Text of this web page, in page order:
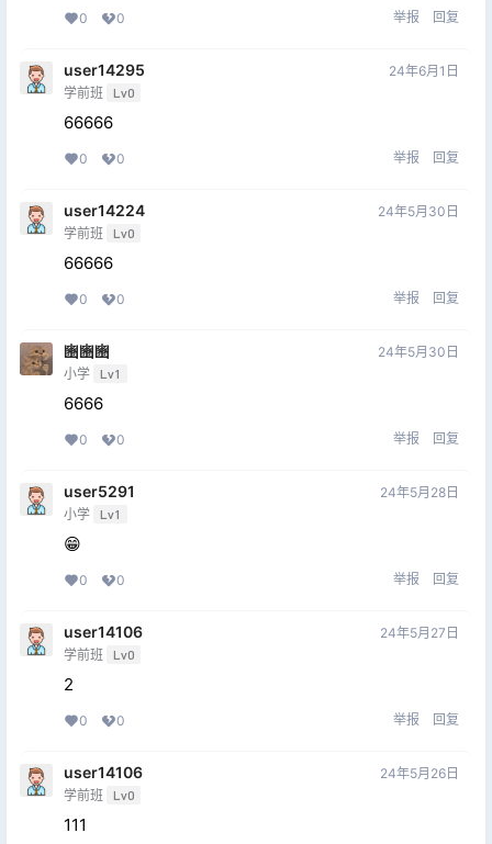
0 0 举报 回复
user14295
学前班 Lv0
24年6月1日
66666
0 0 举报 回复
user14224
学前班 Lv0
24年5月30日
66666
0 0 举报 回复
豳豳豳
小学 Lv1
24年5月30日
6666
0 0 举报 回复
user5291
小学 Lv1
24年5月28日
😁
0 0 举报 回复
user14106
学前班 Lv0
24年5月27日
2
0 0 举报 回复
user14106
学前班 Lv0
24年5月26日
111